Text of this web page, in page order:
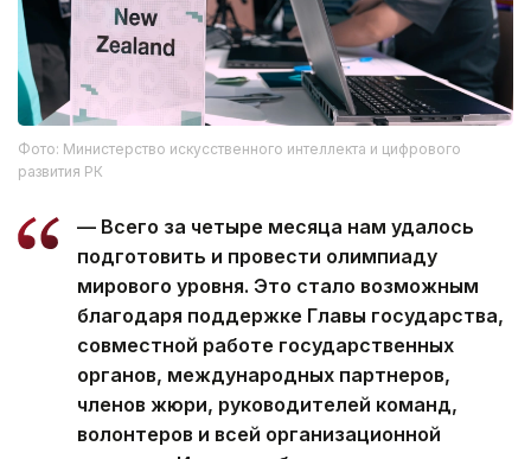
Фото: Министерство искусственного интеллекта и цифрового
развития РК
— Всего за четыре месяца нам удалось
подготовить и провести олимпиаду
мирового уровня. Это стало возможным
благодаря поддержке Главы государства,
совместной работе государственных
органов, международных партнеров,
членов жюри, руководителей команд,
волонтеров и всей организационной